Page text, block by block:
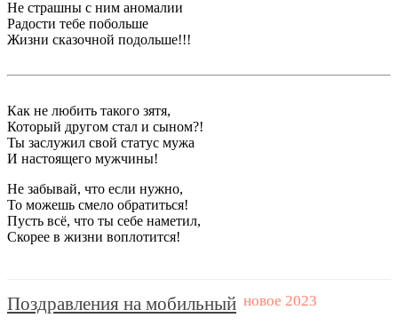
Не страшны с ним аномалии
Радости тебе побольше
Жизни сказочной подольше!!!
Как не любить такого зятя,
Который другом стал и сыном?!
Ты заслужил свой статус мужа
И настоящего мужчины!
Не забывай, что если нужно,
То можешь смело обратиться!
Пусть всё, что ты себе наметил,
Скорее в жизни воплотится!
Поздравления на мобильный